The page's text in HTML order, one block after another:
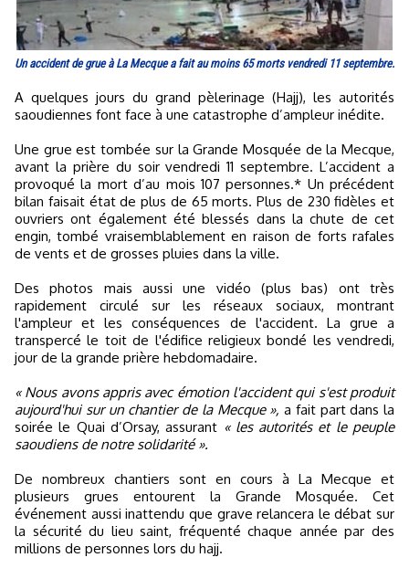
Un accident de grue à La Mecque a fait au moins 65 morts vendredi 11 septembre.
A quelques jours du grand pèlerinage (Hajj), les autorités
saoudiennes font face à une catastrophe d’ampleur inédite.
Une grue est tombée sur la Grande Mosquée de la Mecque,
avant la prière du soir vendredi 11 septembre. L’accident a
provoqué la mort d’au mois 107 personnes.* Un précédent
bilan faisait état de plus de 65 morts. Plus de 230 fidèles et
ouvriers ont également été blessés dans la chute de cet
engin, tombé vraisemblablement en raison de forts rafales
de vents et de grosses pluies dans la ville.
Des photos mais aussi une vidéo (plus bas) ont très
rapidement circulé sur les réseaux sociaux, montrant
l'ampleur et les conséquences de l'accident. La grue a
transpercé le toit de l'édifice religieux bondé les vendredi,
jour de la grande prière hebdomadaire.
« Nous avons appris avec émotion l'accident qui s'est produit
aujourd'hui sur un chantier de la Mecque », a fait part dans la
soirée le Quai d’Orsay, assurant « les autorités et le peuple
saoudiens de notre solidarité ».
De nombreux chantiers sont en cours à La Mecque et
plusieurs grues entourent la Grande Mosquée. Cet
événement aussi inattendu que grave relancera le débat sur
la sécurité du lieu saint, fréquenté chaque année par des
millions de personnes lors du hajj.